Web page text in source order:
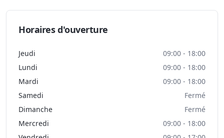
Horaires d'ouverture
Jeudi
09:00 - 18:00
Lundi
09:00 - 18:00
Mardi
09:00 - 18:00
Samedi
Fermé
Dimanche
Fermé
Mercredi
09:00 - 18:00